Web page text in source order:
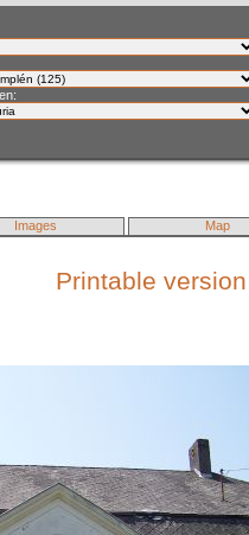
Images Map
Printable